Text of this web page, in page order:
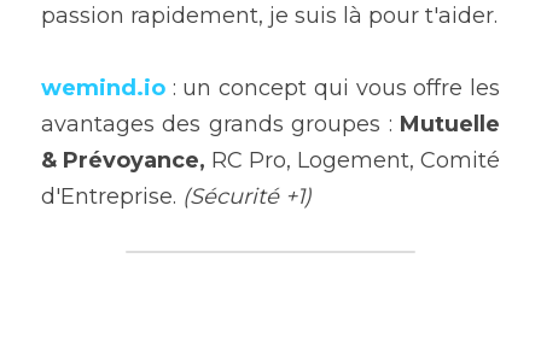
passion rapidement, je suis là pour t'aider.
wemind.io : un concept qui vous offre les
avantages des grands groupes : Mutuelle
& Prévoyance, RC Pro, Logement, Comité
d'Entreprise. (Sécurité +1)